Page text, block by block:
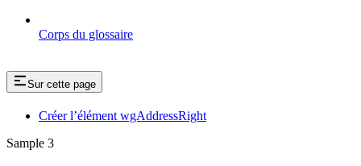
Corps du glossaire
Sur cette page
Créer l’élément wgAddressRight
Sample 3